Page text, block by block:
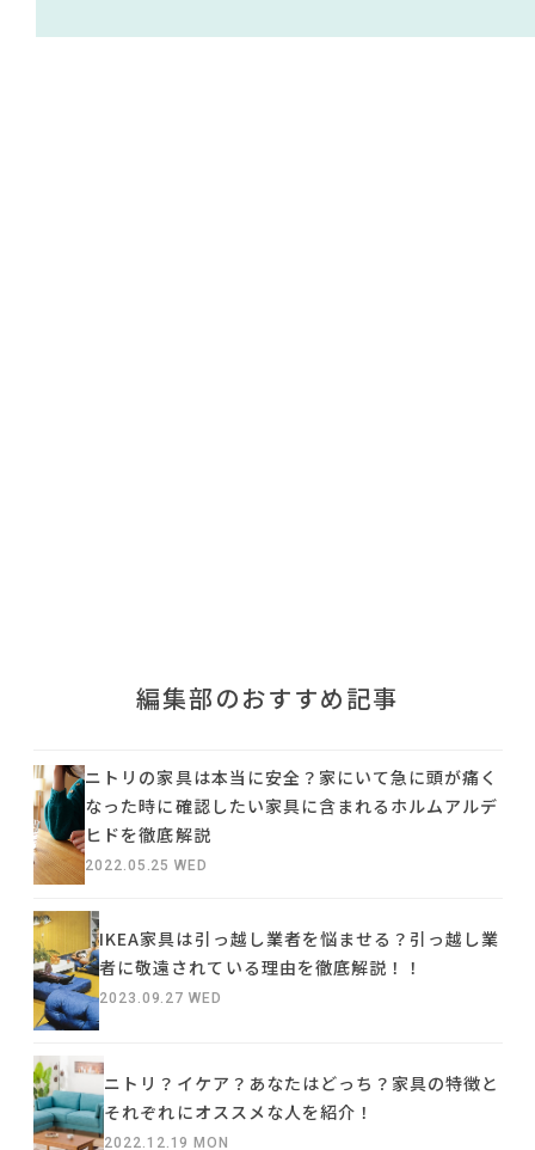
#材木屋のおやじとせがれ#一枚板#間宮祥太朗
編集部のおすすめ記事
ニトリの家具は本当に安全？家にいて急に頭が痛く
なった時に確認したい家具に含まれるホルムアルデ
ヒドを徹底解説
2022.05.25 WED
IKEA家具は引っ越し業者を悩ませる？引っ越し業
者に敬遠されている理由を徹底解説！！
2023.09.27 WED
ニトリ？イケア？あなたはどっち？家具の特徴と
それぞれにオススメな人を紹介！
2022.12.19 MON